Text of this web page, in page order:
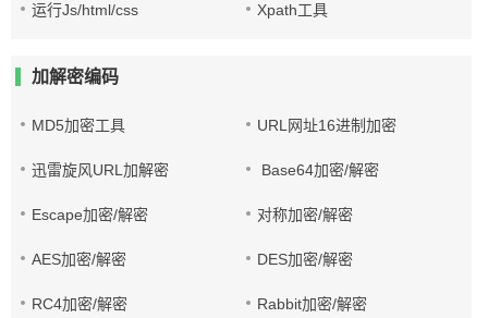
运行Js/html/css Xpath工具
加解密编码
MD5加密工具 URL网址16进制加密
迅雷旋风URL加解密 Base64加密/解密
Escape加密/解密 对称加密/解密
AES加密/解密 DES加密/解密
RC4加密/解密 Rabbit加密/解密